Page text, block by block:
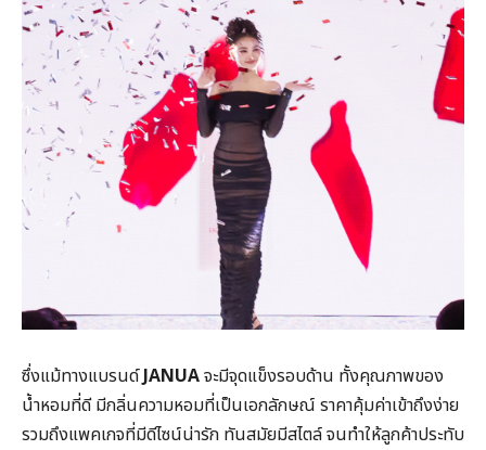
ซึ่งแม้ทางแบรนด์JANUAจะมีจุดแข็งรอบด้าน ทั้งคุณภาพของ
น้ำหอมที่ดี มีกลิ่นความหอมที่เป็นเอกลักษณ์ ราคาคุ้มค่าเข้าถึงง่าย
รวมถึงแพคเกจที่มีดีไซน์น่ารัก ทันสมัยมีสไตล์ จนทำให้ลูกค้าประทับ